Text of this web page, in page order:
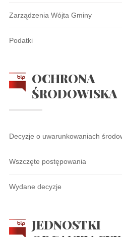
Zarządzenia Wójta Gminy
Podatki
OCHRONA
ŚRODOWISKA
Decyzje o uwarunkowaniach
Wszczęte postępowania
Wydane decyzje
JEDNOSTKI